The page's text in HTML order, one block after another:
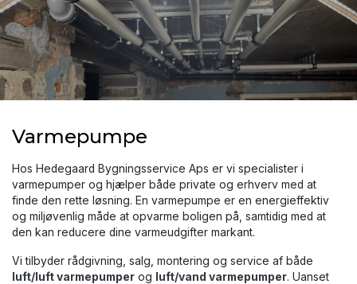
Varmepumpe
Hos Hedegaard Bygningsservice Aps er vi specialister i
varmepumper og hjælper både private og erhverv med at
finde den rette løsning. En varmepumpe er en energieffektiv
og miljøvenlig måde at opvarme boligen på, samtidig med at
den kan reducere dine varmeudgifter markant.
Vi tilbyder rådgivning, salg, montering og service af både
luft/luft varmepumper og luft/vand varmepumper. Uanset